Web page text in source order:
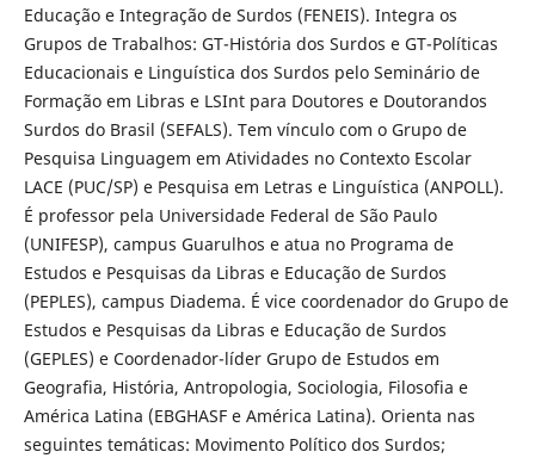
Educação e Integração de Surdos (FENEIS). Integra os
Grupos de Trabalhos: GT-História dos Surdos e GT-Políticas
Educacionais e Linguística dos Surdos pelo Seminário de
Formação em Libras e LSInt para Doutores e Doutorandos
Surdos do Brasil (SEFALS). Tem vínculo com o Grupo de
Pesquisa Linguagem em Atividades no Contexto Escolar
LACE (PUC/SP) e Pesquisa em Letras e Linguística (ANPOLL).
É professor pela Universidade Federal de São Paulo
(UNIFESP), campus Guarulhos e atua no Programa de
Estudos e Pesquisas da Libras e Educação de Surdos
(PEPLES), campus Diadema. É vice coordenador do Grupo de
Estudos e Pesquisas da Libras e Educação de Surdos
(GEPLES) e Coordenador-líder Grupo de Estudos em
Geografia, História, Antropologia, Sociologia, Filosofia e
América Latina (EBGHASF e América Latina). Orienta nas
seguintes temáticas: Movimento Político dos Surdos;